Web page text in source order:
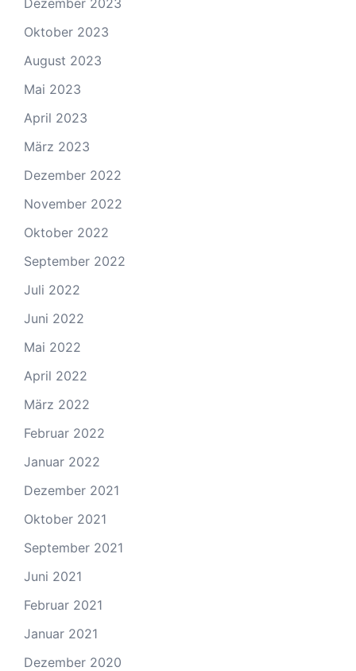
Oktober 2023
August 2023
Mai 2023
April 2023
März 2023
Dezember 2022
November 2022
Oktober 2022
September 2022
Juli 2022
Juni 2022
Mai 2022
April 2022
März 2022
Februar 2022
Januar 2022
Dezember 2021
Oktober 2021
September 2021
Juni 2021
Februar 2021
Januar 2021
Dezember 2020